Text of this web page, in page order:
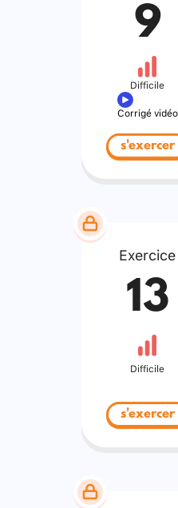
9
Difficile
Corrigé vidéo
s'exercer
Exercice
13
Difficile
s'exercer